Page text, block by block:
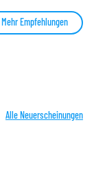
Mehr Empfehlungen
Alle Neuerscheinungen